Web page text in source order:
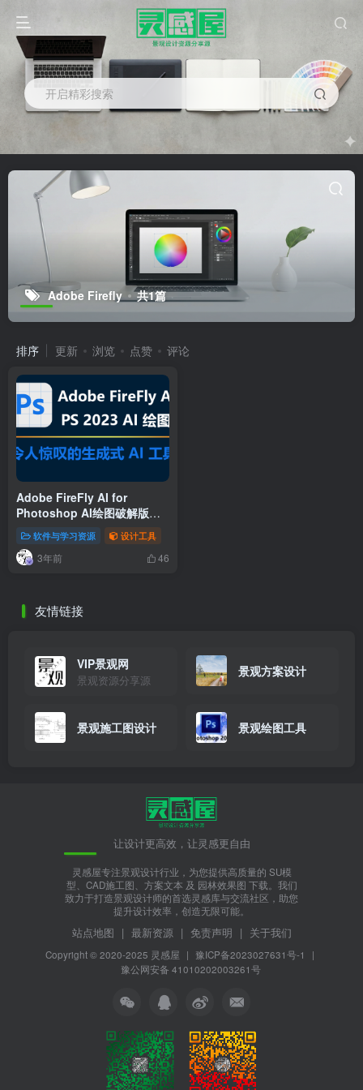
开启精彩搜索
Adobe Firefly 共1篇
排序 更新 浏览 点赞 评论
Adobe FireFly AI for
Photoshop AI绘图破解版下
载
软件与学习资源 设计工具
3年前 46
友情链接
VIP景观网
景观资源分享源
景观方案设计
景观施工图设计 景观绘图工具
让设计更高效，让灵感更自由
灵感屋专注景观设计行业，为您提供高质量的 SU模
型、CAD施工图、方案文本 及 园林效果图 下载。我们
致力于打造景观设计师的首选灵感库与交流社区，助您
提升设计效率，创造无限可能。
站点地图 | 最新资源 | 免责声明 | 关于我们
Copyright © 2020-2025 灵感屋 | 豫ICP备2023027631号-1
|
豫公网安备 41010202003261号